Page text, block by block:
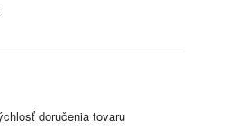
doručenia tovaru